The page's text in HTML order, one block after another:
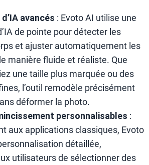
avancés : Evoto AI utilise une
de pointe pour détecter les
et ajuster automatiquement les
manière fluide et réaliste. Que
une taille plus marquée ou des
l’outil remodèle précisément
déformer la photo.
personnalisables :
aux applications classiques, Evoto
détaillée,
utilisateurs de sélectionner des